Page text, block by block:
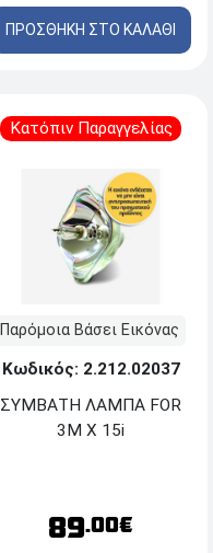
ΠΡΟΣΘΗΚΗ ΣΤΟ ΚΑΛΑΘΙ
Κατόπιν Παραγγελίας
Παρόμοια Βάσει Εικόνας
Κωδικός: 2.212.02037
ΣΥΜΒΑΤΗ ΛΑΜΠΑ FOR
3M X 15i
89.00€